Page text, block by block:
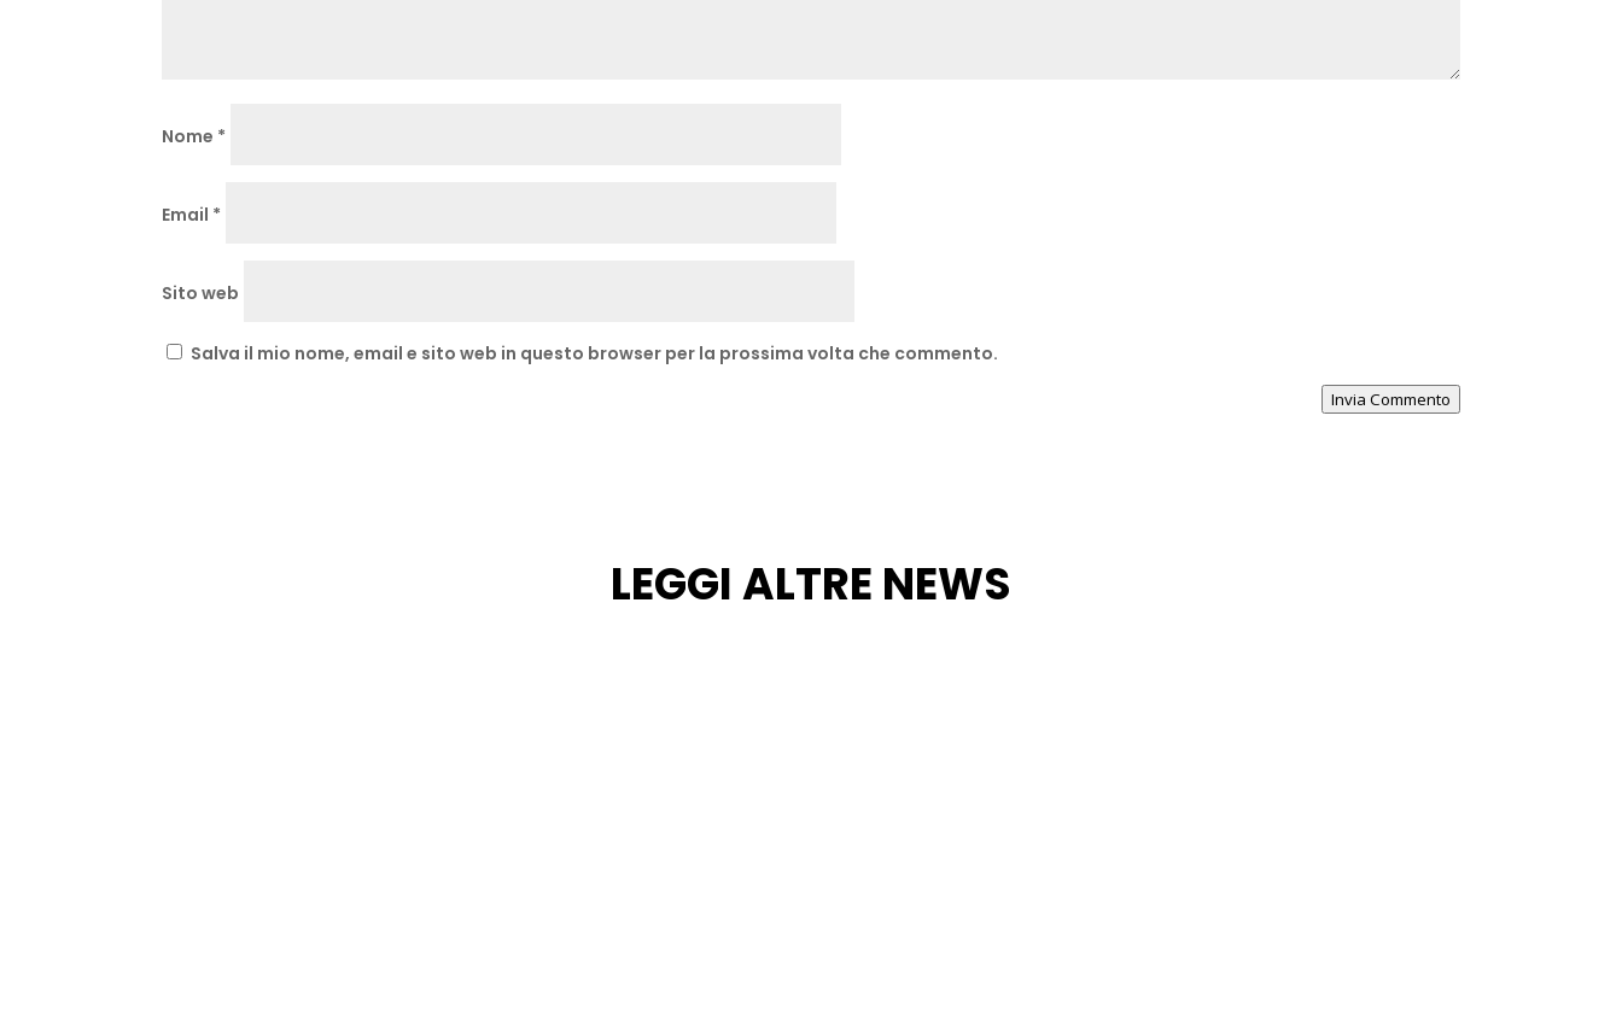
Nome *
Email *
Sito web
Salva il mio nome, email e sito web in questo browser per la prossima volta che commento.
Invia Commento
LEGGI ALTRE NEWS